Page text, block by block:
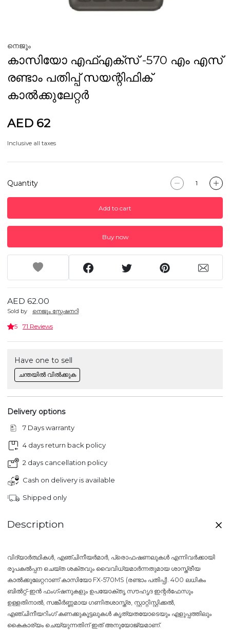
നെജൂം
കാസിയോ എഫ്എക്സ് -570 എം എസ്
രണ്ടാം പതിപ്പ് സയന്റിഫിക്
കാൽക്കുലേറ്റർ
AED 62
Inclusive all taxes
Quantity
Add to cart
Buy now
AED 62.00
Sold by നെജൂം സ്റ്റേഷനറി
5 71 Reviews
Have one to sell
ചന്തയിൽ വിൽക്കുക
Delivery options
7 Days warranty
4 days return back policy
2 days cancellation policy
Cash on delivery is available
Shipped only
Description
വിദ്യാർത്ഥികൾ, എഞ്ചിനീയർമാർ, പ്രൊഫഷണലുകൾ എന്നിവർക്കായി
രൂപകൽപ്പന ചെയ്ത ശക്തവും വൈവിധ്യമാർന്നതുമായ ശാസ്ത്രീയ
കാൽക്കുലേറ്ററാണ്കാസിയോ FX-570MS (രണ്ടാം പതിപ്പ്). 400 ലധികം
ബിൽറ്റ്-ഇൻ ഫംഗ്ഷനുകളും ഉപയോക്തൃ സൗഹൃദ ഇന്റർഫേസും
ഉള്ളതിനാൽ, സങ്കീർണ്ണമായ ഗണിതശാസ്ത്ര, സ്റ്റാറ്റിസ്റ്റിക്കൽ,
എഞ്ചിനീയറിംഗ് കണക്കുകൂട്ടലുകൾ കൃത്യതയോടെയും എളുപ്പത്തിലും
കൈകാര്യം ചെയ്യുന്നതിന് ഇത് അനുയോജ്യമാണ്.